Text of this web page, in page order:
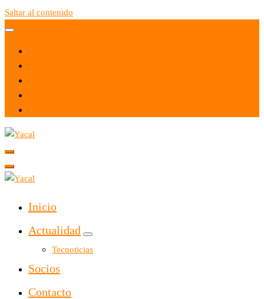
Saltar al contenido
Yacal micro hosting
Inicio
Actualidad
Tecnoticias
Socios
Contacto